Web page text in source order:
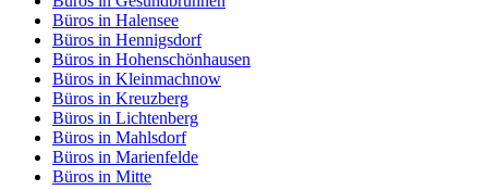
Büros in Halensee
Büros in Hennigsdorf
Büros in Hohenschönhausen
Büros in Kleinmachnow
Büros in Kreuzberg
Büros in Lichtenberg
Büros in Mahlsdorf
Büros in Marienfelde
Büros in Mitte